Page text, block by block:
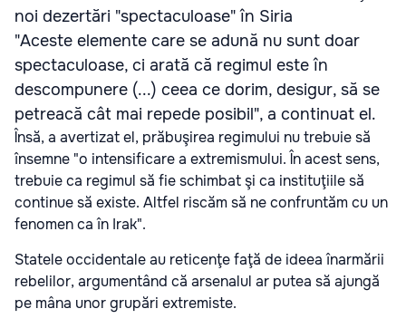
"Aceste elemente care se adună nu sunt doar
spectaculoase, ci arată că regimul este în
descompunere (...) ceea ce dorim, desigur, să se
petreacă cât mai repede posibil", a continuat el.
Însă, a avertizat el, prăbuşirea regimului nu trebuie să
însemne "o intensificare a extremismului. În acest sens,
trebuie ca regimul să fie schimbat şi ca instituţiile să
continue să existe. Altfel riscăm să ne confruntăm cu un
fenomen ca în Irak".
Statele occidentale au reticenţe faţă de ideea înarmării
rebelilor, argumentând că arsenalul ar putea să ajungă
pe mâna unor grupări extremiste.